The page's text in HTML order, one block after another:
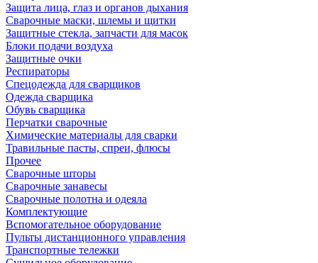
Защита лица, глаз и органов дыхания
Сварочные маски, шлемы и щитки
Защитные стекла, запчасти для масок
Блоки подачи воздуха
Защитные очки
Респираторы
Спецодежда для сварщиков
Одежда сварщика
Обувь сварщика
Перчатки сварочные
Химические материалы для сварки
Травильные пасты, спреи, флюсы
Прочее
Сварочные шторы
Сварочные занавесы
Сварочные полотна и одеяла
Комплектующие
Вспомогательное оборудование
Пульты дистанционного управления
Транспортные тележки